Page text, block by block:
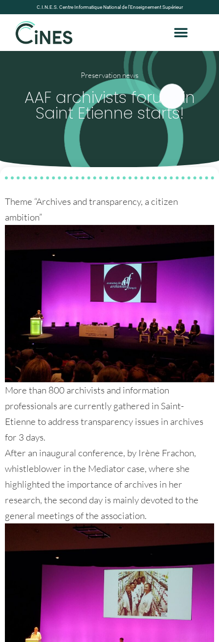
C.I.N.E.S. Centre Informatique National de l’Enseignement Supérieur
Preservation news
AAF archivists forum in
Saint Etienne starts!
Theme “Archives and transparency, a citizen
ambition”
More than 800 archivists and information
professionals are currently gathered in Saint-
Etienne to address transparency issues in archives
for 3 days.
After an inaugural conference, by Irène Frachon,
whistleblower in the Mediator case, where she
highlighted the importance of archives in her
research, the second day is mainly devoted to the
general meetings of the association.